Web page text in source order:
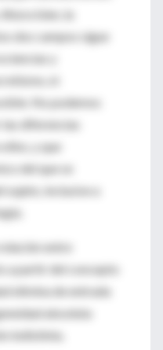
bien, la
dos campos sigue
y
ni
No podemos
diferencias
y que
del que se
inclusive a
entre
a partir del concepto
elimina de entrada
absoluta
indistinta.